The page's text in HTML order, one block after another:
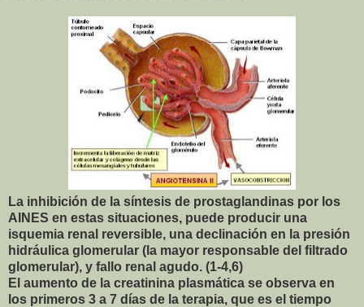
La inhibición de la síntesis de prostaglandinas por los
AINES en estas situaciones, puede producir una
isquemia renal reversible, una declinación en la presión
hidráulica glomerular (la mayor responsable del filtrado
glomerular), y fallo renal agudo. (1-4,6)
El aumento de la creatinina plasmática se observa en
los primeros 3 a 7 días de la terapia, que es el tiempo